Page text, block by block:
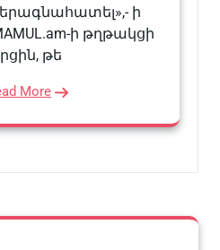
ի
ի թղթակցի
թե
More